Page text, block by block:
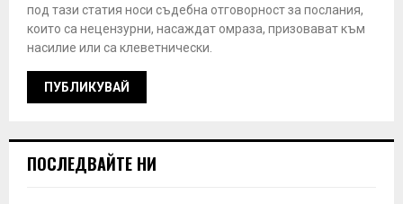
под тази статия носи съдебна отговорност за послания,
които са нецензурни, насаждат омраза, призовават към
насилие или са клеветнически.
ПОСЛЕДВАЙТЕ НИ